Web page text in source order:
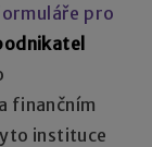
pro
finančním
instituce